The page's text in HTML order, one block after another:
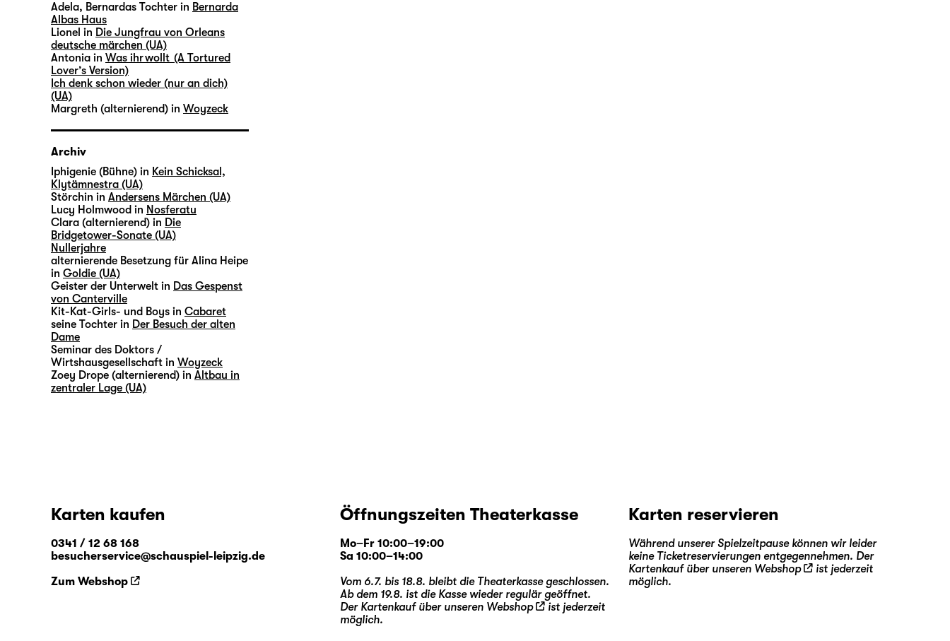
Adela, Bernardas Tochter in Bernarda
Albas Haus
Lionel in Die Jungfrau von Orleans
deutsche märchen (UA)
Antonia in Was ihr wollt (A Tortured
Lover’s Version)
Ich denk schon wieder (nur an dich)
(UA)
Margreth (alternierend) in Woyzeck
Archiv
Iphigenie (Bühne) in Kein Schicksal,
Klytämnestra (UA)
Störchin in Andersens Märchen (UA)
Lucy Holmwood in Nosferatu
Clara (alternierend) in Die
Bridgetower-Sonate (UA)
Nullerjahre
alternierende Besetzung für Alina Heipe
in Goldie (UA)
Geister der Unterwelt in Das Gespenst
von Canterville
Kit-Kat-Girls- und Boys in Cabaret
seine Tochter in Der Besuch der alten
Dame
Seminar des Doktors /
Wirtshausgesellschaft in Woyzeck
Zoey Drope (alternierend) in Altbau in
zentraler Lage (UA)
Karten kaufen
0341 / 12 68 168
besucherservice@schauspiel-leipzig.de
Zum Webshop
Öffnungszeiten Theaterkasse
Mo–Fr 10:00–19:00
Sa 10:00–14:00
Vom 6.7. bis 18.8. bleibt die Theaterkasse geschlossen.
Ab dem 19.8. ist die Kasse wieder regulär geöffnet.
Der Kartenkauf über unseren Webshop
ist jederzeit
möglich.
Karten reservieren
Während unserer Spielzeitpause können wir leider
keine Ticketreservierungen entgegennehmen. Der
Kartenkauf über unseren Webshop
ist jederzeit
möglich.